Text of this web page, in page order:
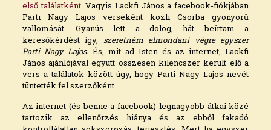
első találatként. Vagyis Lackfi János a facebook-fiókjában
Parti Nagy Lajos verseként közli Csorba gyönyörű
vallomását. Gyanús lett a dolog, hát beírtam a
keresőkérdést így, szeretném elmondani végre egyszer
Parti Nagy Lajos. És, mit ad Isten és az internet, Lackfi
János ajánlójával együtt összesen kilencszer került elő a
vers a találatok között úgy, hogy Parti Nagy Lajos nevét
tüntették fel szerzőként.
Az internet (és benne a facebook) legnagyobb átkai közé
tartozik az ellenőrzés hiánya és az ebből fakadó